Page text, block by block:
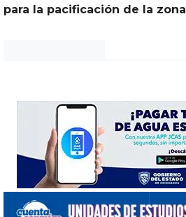
para la pacificación de la zona